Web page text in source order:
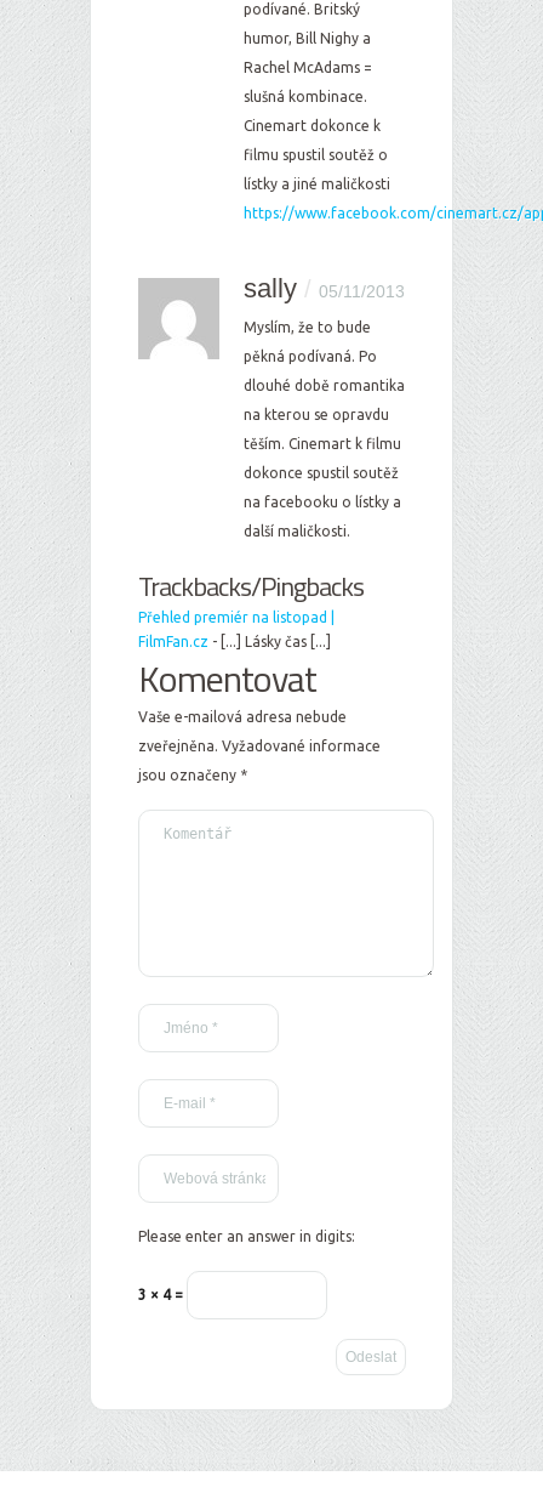
podívané. Britský
humor, Bill Nighy a
Rachel McAdams =
slušná kombinace.
Cinemart dokonce k
filmu spustil soutěž o
lístky a jiné maličkosti
https://www.facebook.com/cinemart.cz/
sally / 05/11/2013
Myslím, že to bude
pěkná podívaná. Po
dlouhé době romantika
na kterou se opravdu
těším. Cinemart k filmu
dokonce spustil soutěž
na facebooku o lístky a
další maličkosti.
Trackbacks/Pingbacks
Přehled premiér na listopad |
FilmFan.cz - [...] Lásky čas [...]
Komentovat
Vaše e-mailová adresa nebude
zveřejněna. Vyžadované informace
jsou označeny *
Please enter an answer in digits:
3 × 4 =